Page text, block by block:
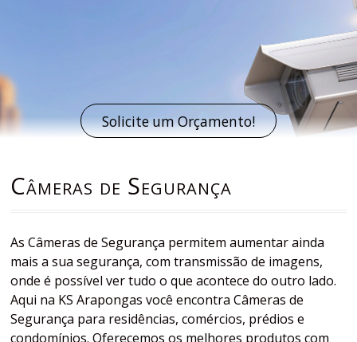
Solicite um Orçamento!
Câmeras de Segurança
As Câmeras de Segurança permitem aumentar ainda
mais a sua segurança, com transmissão de imagens,
onde é possível ver tudo o que acontece do outro lado.
Aqui na KS Arapongas você encontra Câmeras de
Segurança para residências, comércios, prédios e
condomínios. Oferecemos os melhores produtos com